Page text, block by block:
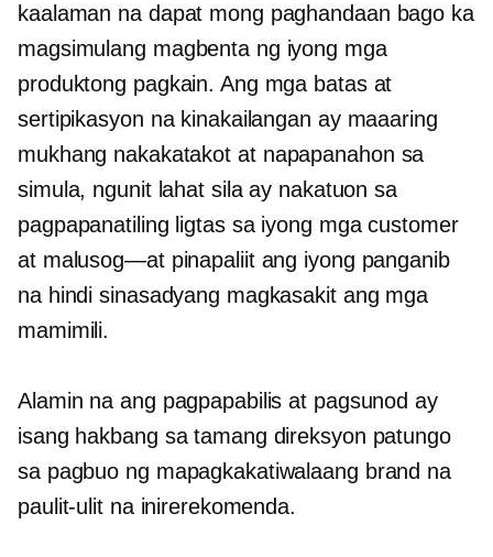
kaalaman na dapat mong paghandaan bago ka
magsimulang magbenta ng iyong mga
produktong pagkain. Ang mga batas at
sertipikasyon na kinakailangan ay maaaring
mukhang nakakatakot at napapanahon sa
simula, ngunit lahat sila ay nakatuon sa
pagpapanatiling ligtas sa iyong mga customer
at malusog—atpinapaliit ang iyong panganib
na hindi sinasadyang magkasakit ang mga
mamimili.
Alamin na ang pagpapabilis at pagsunod ay
isang hakbang sa tamang direksyon patungo
sa pagbuo ng mapagkakatiwalaang brand na
paulit-ulit na inirerekomenda.